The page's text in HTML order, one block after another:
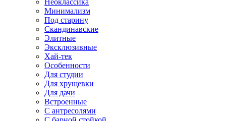
Неоклассика
Минимализм
Под старину
Скандинавские
Элитные
Эксклюзивные
Хай-тек
Особенности
Для студии
Для хрущевки
Для дачи
Встроенные
С антресолями